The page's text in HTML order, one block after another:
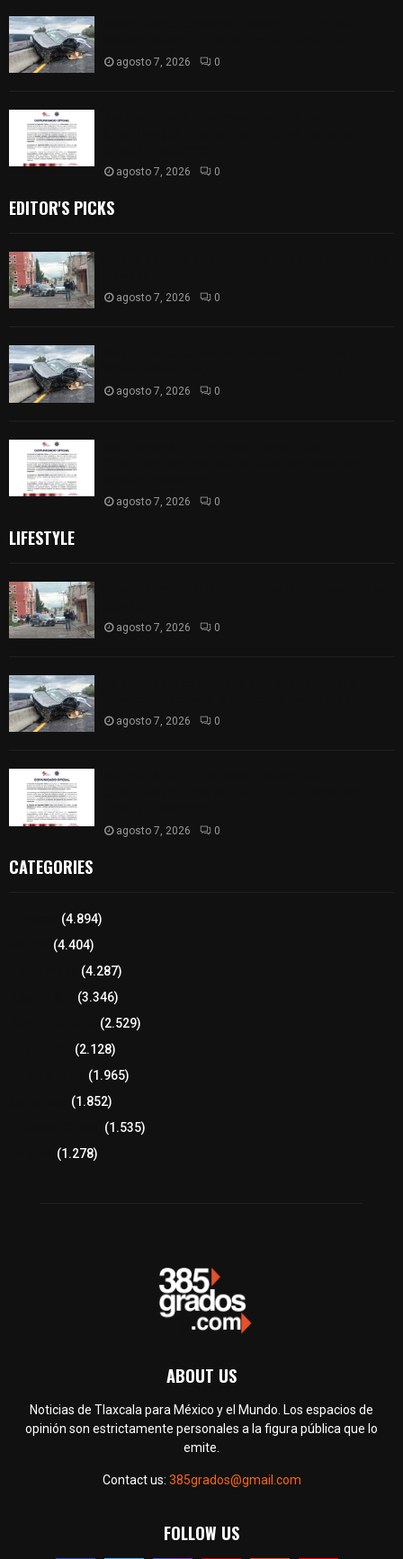
agosto 7, 2026 0
agosto 7, 2026 0
EDITOR'S PICKS
agosto 7, 2026 0
agosto 7, 2026 0
agosto 7, 2026 0
LIFESTYLE
agosto 7, 2026 0
agosto 7, 2026 0
agosto 7, 2026 0
CATEGORIES
(4.894)
(4.404)
(4.287)
(3.346)
(2.529)
(2.128)
(1.965)
(1.852)
(1.535)
(1.278)
ABOUT US
Noticias de Tlaxcala para México y el Mundo. Los espacios de
opinión son estrictamente personales a la figura pública que lo
emite.
Contact us: 385grados@gmail.com
FOLLOW US